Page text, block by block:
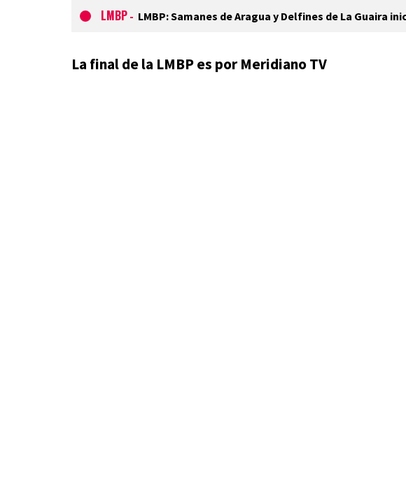
LMBP - LMBP: Samanes de Aragua y Delfines de La Guaira
La final de la LMBP es por Meridiano TV